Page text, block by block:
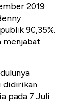
2019
90,35%.
menjabat
didirikan
pada 7 Juli